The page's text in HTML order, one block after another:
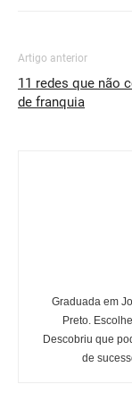
Artigo anterior
11 redes que não
de franquia
Graduada em
Preto.
Descobriu que
de